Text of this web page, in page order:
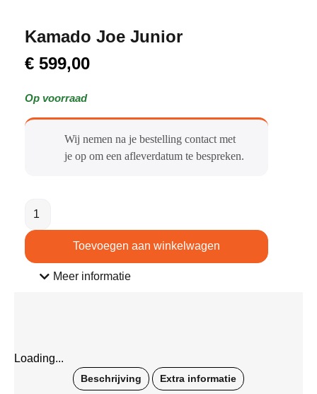
Kamado Joe Junior
€ 599,00
Op voorraad
Wij nemen na je bestelling contact met
je op om een afleverdatum te bespreken.
Toevoegen aan winkelwagen
Meer informatie
Loading...
Beschrijving Extra informatie